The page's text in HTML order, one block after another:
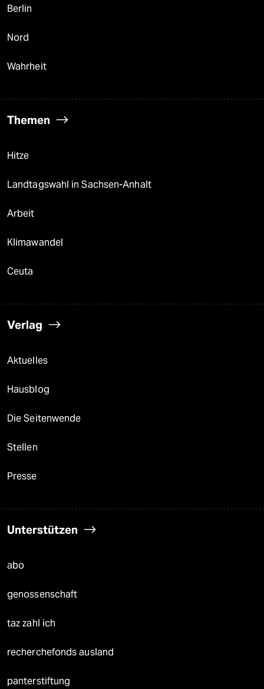
Berlin
Nord
Wahrheit
Themen
Hitze
Landtagswahl in Sachsen-Anhalt
Arbeit
Klimawandel
Ceuta
Verlag
Aktuelles
Hausblog
Die Seitenwende
Stellen
Presse
Unterstützen
abo
genossenschaft
taz zahl ich
recherchefonds ausland
panterstiftung